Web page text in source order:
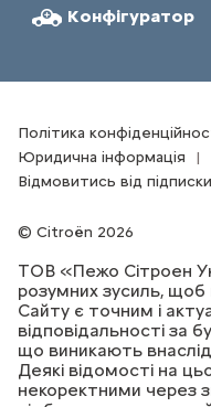
Конфігуратор
Citroën 2026
Політика
Юридична інформація
Відмовитись від
ТОВ «Пежо Сітроен
розумних зусиль,
Сайту є точним і
відповідальності за
що виникають
Деякі відомості на
некоректними через